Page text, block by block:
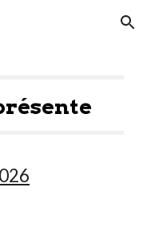
Skip to navigation